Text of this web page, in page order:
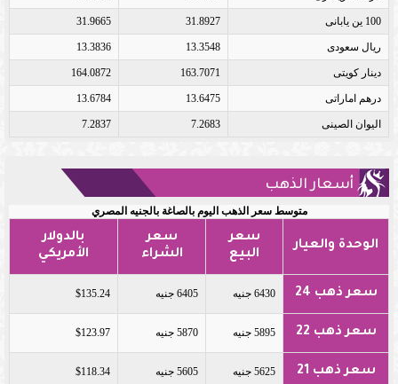
100 ين يابانى 31.8927
31.9665
ريال سعودى 13.3548
13.3836
دينار كويتى 163.7071
164.0872
درهم اماراتى 13.6475
13.6784
اليوان الصينى 7.2683
7.2837
أسعار الذهب
متوسط سعر الذهب اليوم بالصاغة بالجنيه المصري
الوحدة والعيار
سعر
البيع
سعر
الشراء
بالدولار
الأمريكي
سعر ذهب 24 6430 جنيه 6405 جنيه $135.24
سعر ذهب 22 5895 جنيه 5870 جنيه $123.97
سعر ذهب 21 5625 جنيه 5605 جنيه $118.34